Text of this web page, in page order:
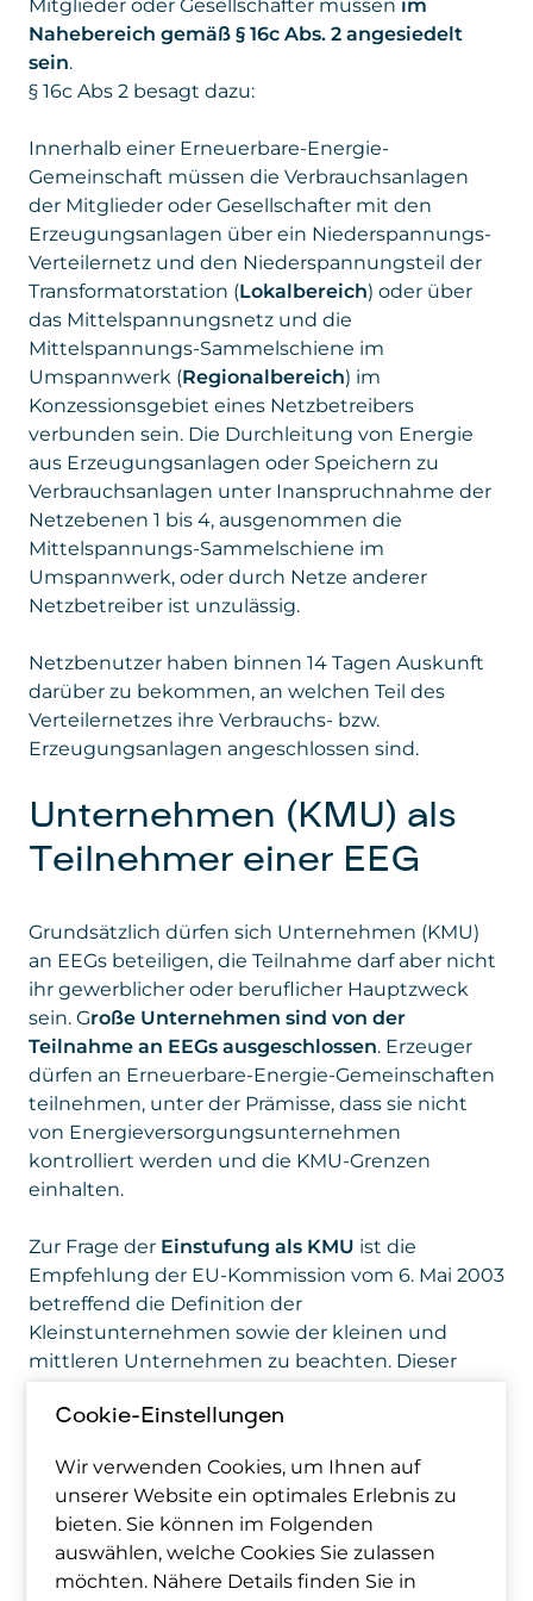
Mitglieder oder Gesellschafter müssen im
Nahebereich gemäß § 16c Abs. 2 angesiedelt
sein.
§ 16c Abs 2 besagt dazu:
Innerhalb einer Erneuerbare-Energie-
Gemeinschaft müssen die Verbrauchsanlagen
der Mitglieder oder Gesellschafter mit den
Erzeugungsanlagen über ein Niederspannungs-
Verteilernetz und den Niederspannungsteil der
Transformatorstation (Lokalbereich) oder über
das Mittelspannungsnetz und die
Mittelspannungs-Sammelschiene im
Umspannwerk (Regionalbereich) im
Konzessionsgebiet eines Netzbetreibers
verbunden sein. Die Durchleitung von Energie
aus Erzeugungsanlagen oder Speichern zu
Verbrauchsanlagen unter Inanspruchnahme der
Netzebenen 1 bis 4, ausgenommen die
Mittelspannungs-Sammelschiene im
Umspannwerk, oder durch Netze anderer
Netzbetreiber ist unzulässig.
Netzbenutzer haben binnen 14 Tagen Auskunft
darüber zu bekommen, an welchen Teil des
Verteilernetzes ihre Verbrauchs- bzw.
Erzeugungsanlagen angeschlossen sind.
Unternehmen (KMU) als
Teilnehmer einer EEG
Grundsätzlich dürfen sich Unternehmen (KMU)
an EEGs beteiligen, die Teilnahme darf aber nicht
ihr gewerblicher oder beruflicher Hauptzweck
sein. Große Unternehmen sind von der
Teilnahme an EEGs ausgeschlossen. Erzeuger
dürfen an Erneuerbare-Energie-Gemeinschaften
teilnehmen, unter der Prämisse, dass sie nicht
von Energieversorgungsunternehmen
kontrolliert werden und die KMU-Grenzen
einhalten.
Zur Frage der Einstufung als KMU ist die
Empfehlung der EU-Kommission vom 6. Mai 2003
betreffend die Definition der
Kleinstunternehmen sowie der kleinen und
mittleren Unternehmen zu beachten. Dieser
zufolge gilt ein Unternehmen nicht mehr als
KMU sondern als Großunternehmen, wenn
Als KMU gelten Unternehmen, die weniger als
250 Personen beschäftigen und die entweder
einen Jahresumsatz von höchstens 50 Mio. EUR
erzielen oder deren Jahresbilanzsumme sich auf
höchstens 43 Mio. EUR beläuft.
Cookie-Einstellungen
Wir verwenden Cookies, um Ihnen auf
unserer Website ein optimales Erlebnis zu
bieten. Sie können im Folgenden
auswählen, welche Cookies Sie zulassen
möchten. Nähere Details finden Sie in